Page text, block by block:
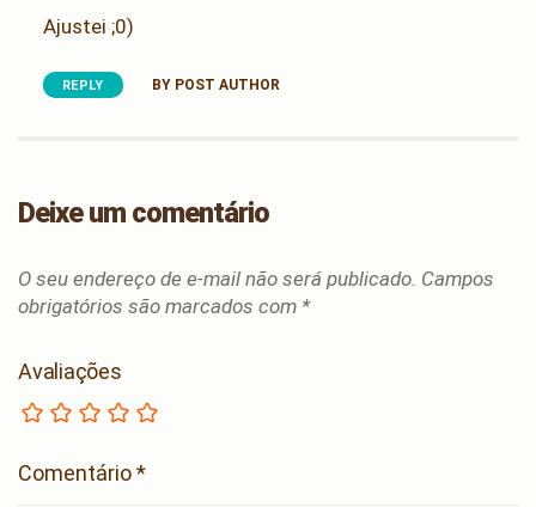
Ajustei ;0)
REPLY BY POST AUTHOR
Deixe um comentário
O seu endereço de e-mail não será publicado. Campos
obrigatórios são marcados com *
Avaliações
Comentário*